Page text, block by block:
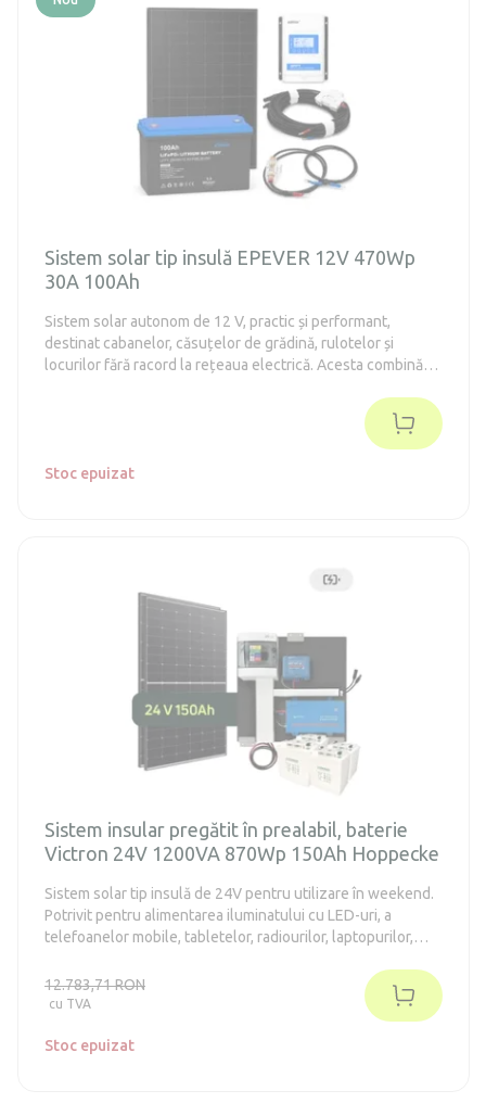
Sistem solar tip insulă EPEVER 12V 470Wp
30A 100Ah
Sistem solar autonom de 12 V, practic și performant,
destinat cabanelor, căsuțelor de grădină, rulotelor și
locurilor fără racord la rețeaua electrică. Acesta combină
componente EPEVER de calitate – un regulator de
încărcare MPPT și o baterie LiFePO4 cu o capacitate de
1280 Wh. Este potrivit pentru alimentarea iluminatului LED,
a telefonului mobil, a tabletei, a radioului, a laptopului, a
Stoc epuizat
Sistem insular pregătit în prealabil, baterie
Victron 24V 1200VA 870Wp 150Ah Hoppecke
Sistem solar tip insulă de 24V pentru utilizare în weekend.
Potrivit pentru alimentarea iluminatului cu LED-uri, a
telefoanelor mobile, tabletelor, radiourilor, laptopurilor,
la 130 de litri (în conformitate cu vechiul standard A++).
Sistemul nu necesită întreținere.
12.783,71 RON
cu TVA
Stoc epuizat